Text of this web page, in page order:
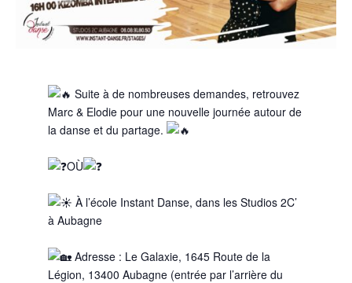
Suite à de nombreuses demandes, retrouvez
Marc & Elodie pour une nouvelle journée autour de
la danse et du partage.
OÙ
À l’école Instant Danse, dans les Studios 2C’
à Aubagne
Adresse : Le Galaxie, 1645 Route de la
Légion, 13400 Aubagne (entrée par l’arrière du